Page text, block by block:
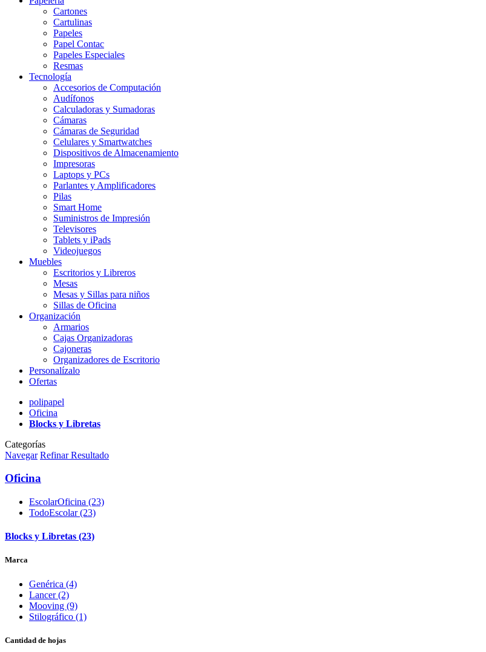
Cartones
Cartulinas
Papeles
Papel Contac
Papeles Especiales
Resmas
Tecnología
Accesorios de Computación
Audífonos
Calculadoras y Sumadoras
Cámaras
Cámaras de Seguridad
Celulares y Smartwatches
Dispositivos de Almacenamiento
Impresoras
Laptops y PCs
Parlantes y Amplificadores
Pilas
Smart Home
Suministros de Impresión
Televisores
Tablets y iPads
Videojuegos
Muebles
Escritorios y Libreros
Mesas
Mesas y Sillas para niños
Sillas de Oficina
Organización
Armarios
Cajas Organizadoras
Cajoneras
Organizadores de Escritorio
Personalízalo
Ofertas
polipapel
Oficina
Blocks y Libretas
Categorías
Navegar Refinar Resultado
Oficina
EscolarOficina (23)
TodoEscolar (23)
Blocks y Libretas (23)
Marca
Genérica (4)
Lancer (2)
Mooving (9)
Stilográfico (1)
Cantidad de hojas